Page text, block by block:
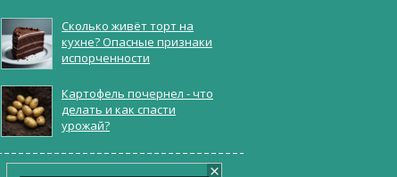
Сколько живёт торт на
кухне? Опасные признаки
испорченности
Картофель почернел - что
делать и как спасти
урожай?